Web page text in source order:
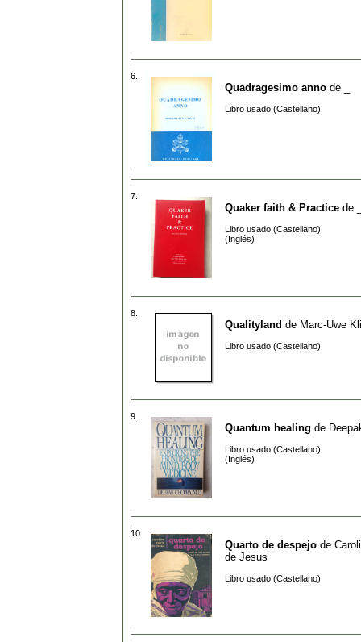
6.
Quadragesimo anno de
Libro usado (Castellano)
7.
Quaker faith & Practice de
Libro usado (Castellano)
(Inglés)
8.
Qualityland de Marc-Uwe
Libro usado (Castellano)
9.
Quantum healing de
Libro usado (Castellano)
(Inglés)
10.
Quarto de despejo de
de Jesus
Libro usado (Castellano)